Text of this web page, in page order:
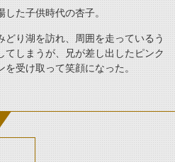
た子供時代の杏子。
どり湖を訪れ、周囲を走っているう
てしまうが、兄が差し出したピンク
受け取って笑顔になった。